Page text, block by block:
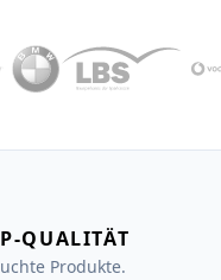
QUALITÄT
Produkte.